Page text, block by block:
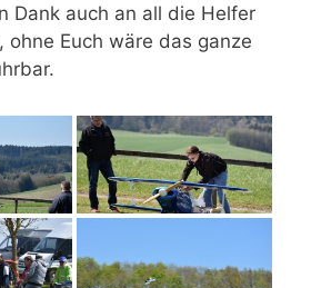
Dank auch an all die Helfer
ohne Euch wäre das ganze